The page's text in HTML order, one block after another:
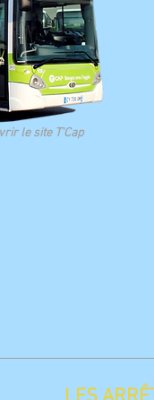
le site T'Cap